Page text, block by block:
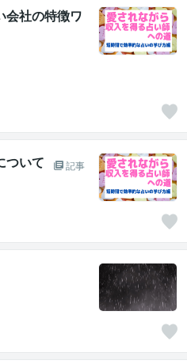
会社の特徴ワ
ついて
記事